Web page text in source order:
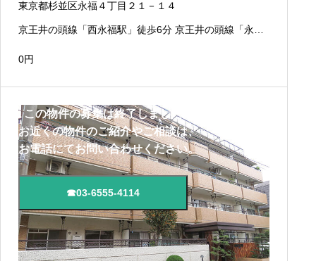
東京都杉並区永福４丁目２１－１４
京王井の頭線「西永福駅」徒歩6分 京王井の頭線「永福
0円
この物件の募集は終了しました。
お近くの物件のご紹介やご相談は、
お電話にてお問い合わせください。
☎03-6555-4114